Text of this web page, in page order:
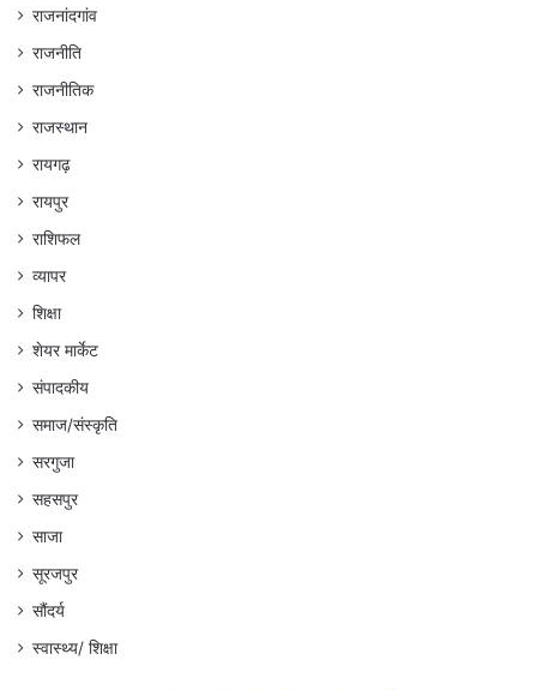
राजनांदगांव
राजनीति
राजनीतिक
राजस्थान
रायगढ़
रायपुर
राशिफल
व्यापर
शिक्षा
शेयर मार्केट
संपादकीय
समाज/संस्कृति
सरगुजा
सहसपुर
साजा
सूरजपुर
सौंदर्य
स्वास्थ्य/ शिक्षा